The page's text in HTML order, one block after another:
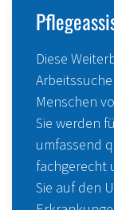
Diese
Menschen
Sie werden
umfassend
fachgerecht
Sie auf den